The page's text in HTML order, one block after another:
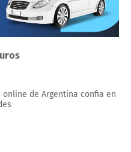
de Argentina confia en